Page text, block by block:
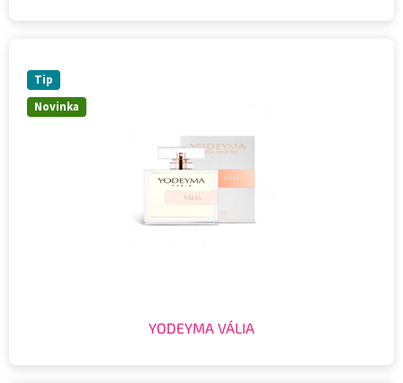
Novinka
Tip
YODEYMA VÁLIA